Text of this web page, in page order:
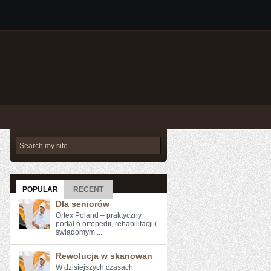
POPULAR RECENT
Dla seniorów
Ortex Poland – praktyczny
portal o ortopedii, rehabilitacji i
świadomym ...
Rewolucja w skanowan
W dzisiejszych czasach